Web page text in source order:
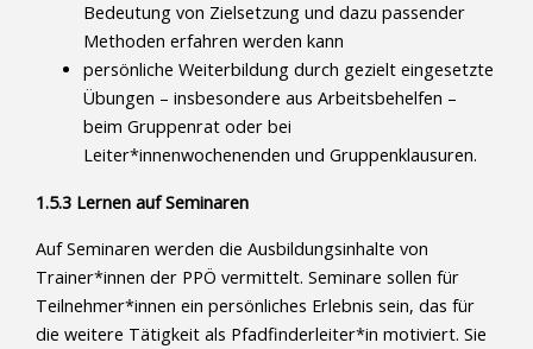
Bedeutung von Zielsetzung und dazu passender
Methoden erfahren werden kann
persönliche Weiterbildung durch gezielt eingesetzte
Übungen – insbesondere aus Arbeitsbehelfen –
beim Gruppenrat oder bei
Leiter*innenwochenenden und Gruppenklausuren.
1.5.3 Lernen auf Seminaren
Auf Seminaren werden die Ausbildungsinhalte von
Trainer*innen der PPÖ vermittelt. Seminare sollen für
Teilnehmer*innen ein persönliches Erlebnis sein, das für
die weitere Tätigkeit als Pfadfinderleiter*in motiviert. Sie